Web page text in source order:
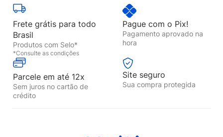
Frete grátis para todo
Brasil
Produtos com Selo*
*Consulte as condições
Pague com o Pix!
Pagamento aprovado na
hora
Parcele em até 12x
Sem juros no cartão de
crédito
Site seguro
Sua compra protegida